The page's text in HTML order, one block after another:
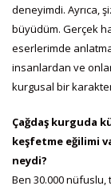
deneyimdi. Ayrıca,
büyüdüm. Gerçek
eserlerimde
insanlardan ve
kurgusal bir
Çağdaş kurguda
keşfetme eğilimi
neydi?
Ben 30.000